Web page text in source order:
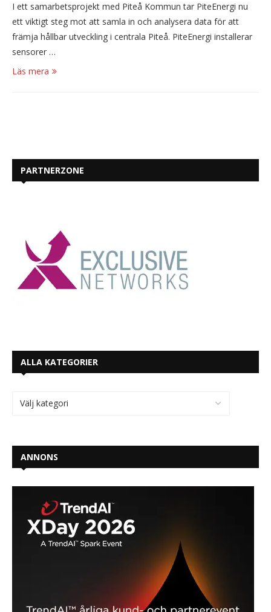
I ett samarbetsprojekt med Piteå Kommun tar PiteEnergi nu
ett viktigt steg mot att samla in och analysera data för att
främja hållbar utveckling i centrala Piteå. PiteEnergi installerar
sensorer …
Läs mera
PARTNERZONE
ALLA KATEGORIER
ANNONS